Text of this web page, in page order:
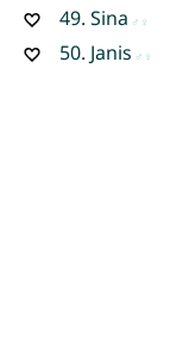
49. Sina
50. Janis